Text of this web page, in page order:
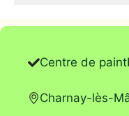
Centre de
Charnay-lès-